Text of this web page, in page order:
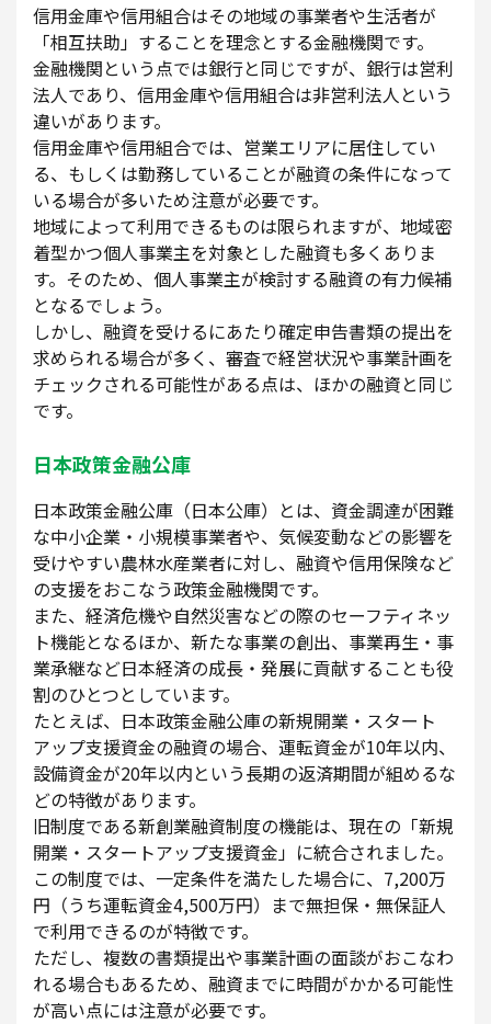
信用金庫や信用組合はその地域の事業者や生活者が
「相互扶助」することを理念とする金融機関です。
金融機関という点では銀行と同じですが、銀行は営利
法人であり、信用金庫や信用組合は非営利法人という
違いがあります。
信用金庫や信用組合では、営業エリアに居住してい
る、もしくは勤務していることが融資の条件になって
いる場合が多いため注意が必要です。
地域によって利用できるものは限られますが、地域密
着型かつ個人事業主を対象とした融資も多くありま
す。そのため、個人事業主が検討する融資の有力候補
となるでしょう。
しかし、融資を受けるにあたり確定申告書類の提出を
求められる場合が多く、審査で経営状況や事業計画を
チェックされる可能性がある点は、ほかの融資と同じ
です。
日本政策金融公庫
日本政策金融公庫（日本公庫）とは、資金調達が困難
な中小企業・小規模事業者や、気候変動などの影響を
受けやすい農林水産業者に対し、融資や信用保険など
の支援をおこなう政策金融機関です。
また、経済危機や自然災害などの際のセーフティネッ
ト機能となるほか、新たな事業の創出、事業再生・事
業承継など日本経済の成長・発展に貢献することも役
割のひとつとしています。
たとえば、日本政策金融公庫の新規開業・スタート
アップ支援資金の融資の場合、運転資金が10年以内、
設備資金が20年以内という長期の返済期間が組めるな
どの特徴があります。
旧制度である新創業融資制度の機能は、現在の「新規
開業・スタートアップ支援資金」に統合されました。
この制度では、一定条件を満たした場合に、7,200万
円（うち運転資金4,500万円）まで無担保・無保証人
で利用できるのが特徴です。
ただし、複数の書類提出や事業計画の面談がおこなわ
れる場合もあるため、融資までに時間がかかる可能性
が高い点には注意が必要です。